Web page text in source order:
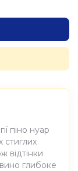
піно нуар
стиглих
відтінки
глибоке